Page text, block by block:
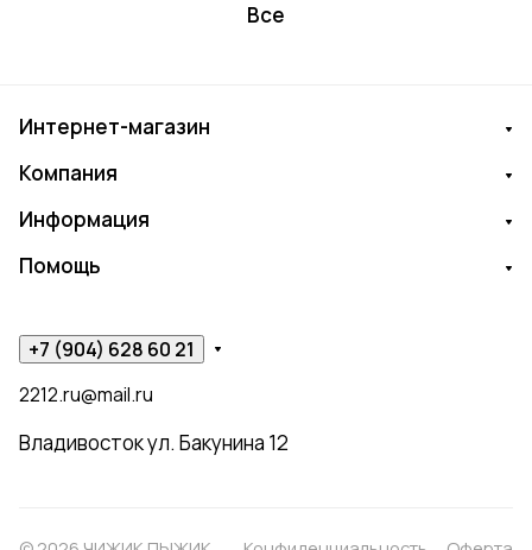
Все
Интернет-магазин
Компания
Информация
Помощь
+7 (904) 628 60 21
2212.ru@mail.ru
Владивосток ул. Бакунина 12